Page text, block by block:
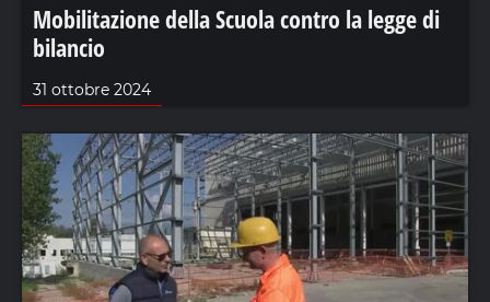
Mobilitazione della Scuola contro la legge di
bilancio
31 ottobre 2024